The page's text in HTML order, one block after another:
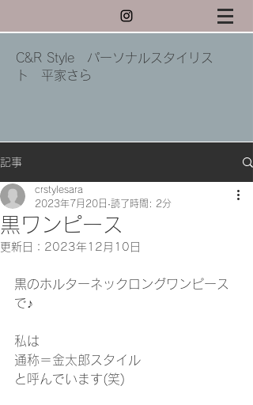
C&R Style パーソナルスタイリス
ト 平家さら
記事
黒ワンピース
crstylesara
2023年7月20日 読了時間: 2分
更新日： 2023年12月10日
黒のホルターネックロングワンピース
で♪
私は
通称＝金太郎スタイル
と呼んでいます(笑)